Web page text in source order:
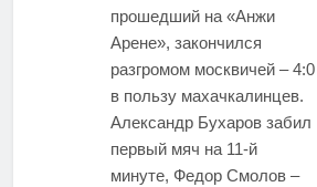
прошедший на «Анжи
Арене», закончился
разгромом москвичей – 4:0
в пользу махачкалинцев.
Александр Бухаров забил
первый мяч на 11-й
минуте, Федор Смолов –